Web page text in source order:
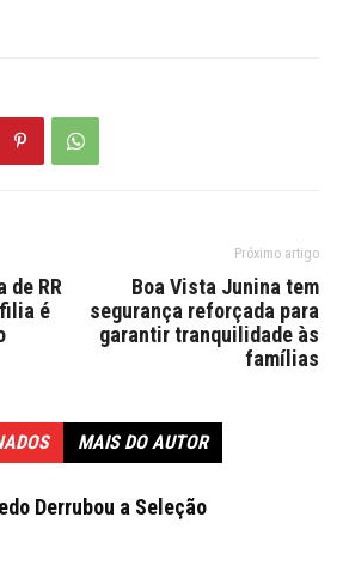
de RR
é
Próximo artigo
Boa Vista Junina tem
segurança reforçada para
garantir tranquilidade às
famílias
MAIS DO AUTOR
Derrubou a Seleção